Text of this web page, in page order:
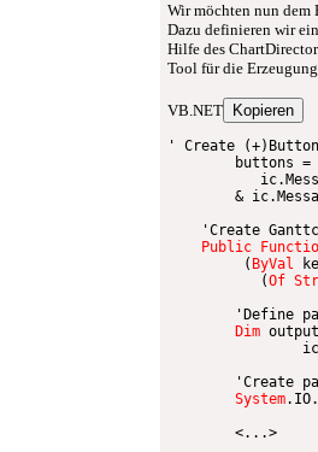
Wir möchten nun dem
Dazu definieren wir
Hilfe des
Tool für die
VB.NET Kopieren
' Create
        buttons
=
&
'Create
Public
( ByVal
(Of
'Define
Dim
'Create
System
<...>